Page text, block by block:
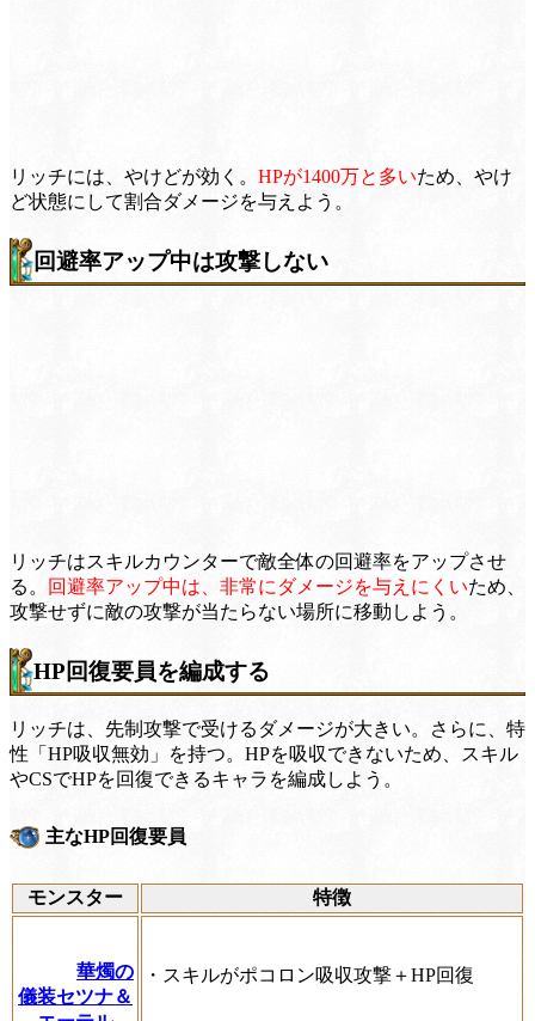
リッチには、やけどが効く。 HPが1400万と多いため、やけ
ど状態にして割合ダメージを与えよう。
回避率アップ中は攻撃しない
リッチはスキルカウンターで敵全体の回避率をアップさせ
る。
回避率アップ中は、非常にダメージを与えにくいため、
攻撃せずに敵の攻撃が当たらない場所に移動しよう。
HP回復要員を編成する
リッチは、先制攻撃で受けるダメージが大きい。さらに、特
性「HP吸収無効」を持つ。HPを吸収できないため、スキル
やCSでHPを回復できるキャラを編成しよう。
主なHP回復要員
モンスター 特徴
華燭の
儀装セツナ＆
・スキルがポコロン吸収攻撃＋HP回復